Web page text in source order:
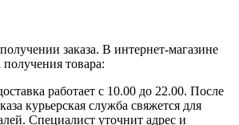
заказа. В интернет-магазине
товара:
работает с 10.00 до 22.00. После
курьерская служба свяжется для
Специалист уточнит адрес и